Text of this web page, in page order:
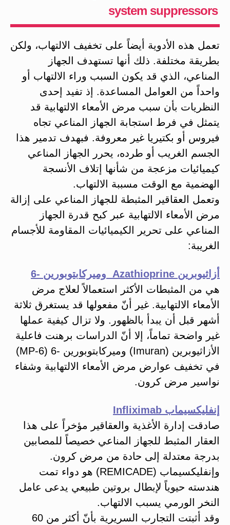
system suppressors
تعمل هذه الأدوية أيضاً على تخفيف الالتهاب، ولكن
بطريقة مختلفة. ذلك أنها تستهدف الجهاز
المناعي، الذي قد يكون السبب وراء الالتهاب أو
واحداً من العوامل المساعدة. إذ تفيد إحدى
النظريات بأن سبب مرض الأمعاء الالتهابية قد
يتمثل في فرط استجابة الجهاز المناعي تجاه
فيروس أو بكتيريا غير معروفة. فبهدف تدمير هذا
الجسم الغريب أو طرده، يحرر الجهاز المناعي
كيميائيات مزعجة من شأنها إتلاف الأنسجة
الهضمية مع الوقت مسببة الالتهاب.
وتعمل العقاقير المثبطة للجهاز المناعي على إزالة
مرض الأمعاء الالتهابية عبر كبح قدرة الجهاز
المناعي على تحرير الكيميائيات المقاومة للأجسام
الغريبة:
أزاثيوبرين Azathioprine وميركابتوبورين -6
هي من المثبطات الأكثر استعمالاً لعلاج مرض
الأمعاء الالتهابية. غير أنّ مفعولها قد يستغرق ثلاثة
أشهر قبل أن يبدأ بالظهور. ولا تزال كيفية عملها
غير واضحة تماماً، إلا أنّ الدراسات برهنت فاعلية
الأزاثيوبرين (Imuran) وميركابتوبورين -6 (6-MP)
في تخفيف عوارض مرض الأمعاء الالتهابية وشفاء
نواسير مرض كرون.
إنفليكسيماب Infliximab
صادقت إدارة الأغذية والعقاقير مؤخراً على هذا
العقار المثبط للجهاز المناعي خصيصاً للمصابين
بدرجة معتدلة إلى حادة من مرض كرون.
وإنفليكسيماب (REMICADE) هو دواء تمت
هندسته حيوياً لإبطال بروتين طبيعي يدعى عامل
النخر الورمي يسبب الالتهاب.
وقد أثبتت التجارب السريرية بأنّ أكثر من 60